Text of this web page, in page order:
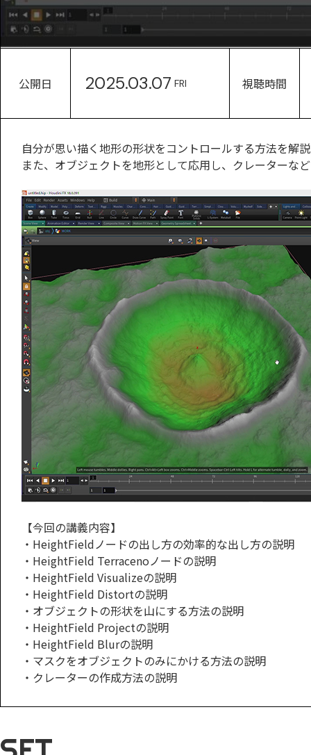
公開日 2025.03.07 FRI 視聴時間
自分が思い描く地形の形状をコントロールする方法を解
また、オブジェクトを地形として応用し、クレーターな
【今回の講義内容】
・HeightFieldノードの出し方の効率的な出し方の説明
・HeightField Terracenoノードの説明
・HeightField Visualizeの説明
・HeightField Distortの説明
・オブジェクトの形状を山にする方法の説明
・HeightField Projectの説明
・HeightField Blurの説明
・マスクをオブジェクトのみにかける方法の説明
・クレーターの作成方法の説明